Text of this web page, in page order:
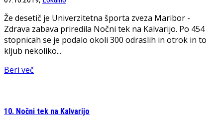
Že desetič je Univerzitetna športa zveza Maribor -
Zdrava zabava priredila Nočni tek na Kalvarijo. Po 454
stopnicah se je podalo okoli 300 odraslih in otrok in to
kljub nekoliko...
Beri več
10. Nočni tek na Kalvarijo